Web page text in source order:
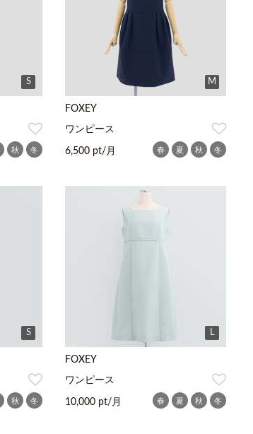
S
秋 冬
M
FOXEY
ワンピース
6,500 pt/月 春 夏 秋 冬
S
秋 冬
L
FOXEY
ワンピース
10,000 pt/月 春 夏 秋 冬